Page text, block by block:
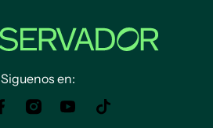
Siguenos en: